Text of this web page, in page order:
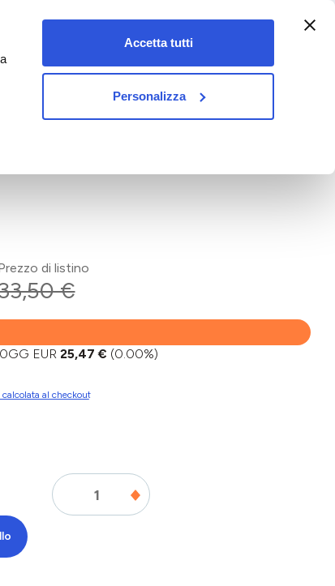
Accetta tutti
Personalizza
vet&pet
di listino
€
EUR 25,47 € (0.00%)
al checkout